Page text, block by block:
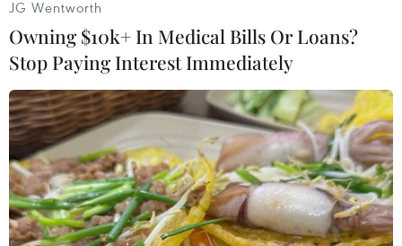
Hiện Phòng cảnh sát điều tra tội phạm về trật tự
xã hội lập hồ sơ xử lý./.
PA (TTXVN/Vietnam+)
JG Wentworth
Owning $10k+ In Medical Bills Or Loans?
Stop Paying Interest Immediately